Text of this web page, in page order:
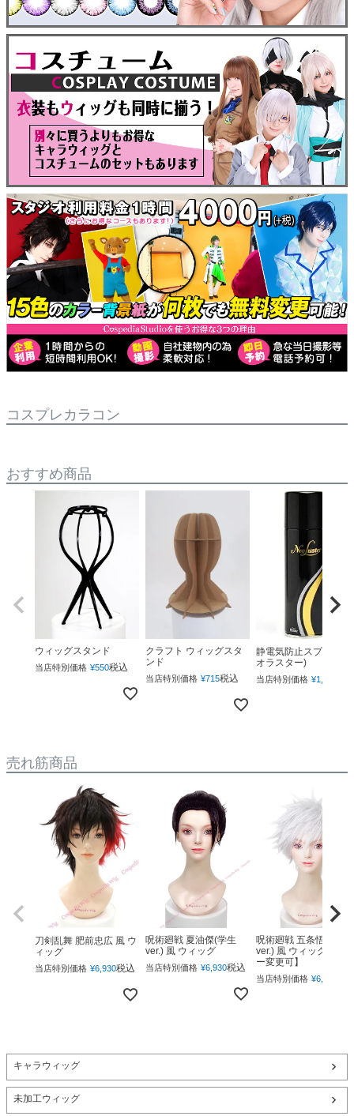
コスプレカラコン
おすすめ商品
ウィッグスタンド
当店特別価格 ¥550税込
クラフト ウィッグスタ
ンド
当店特別価格 ¥715税込
静電気防止スプレー(ネ
オラスター)
当店特別価格 ¥1,760
売れ筋商品
刀剣乱舞 肥前忠広 風 ウ
ィッグ
当店特別価格 ¥6,930税込
呪術廻戦 夏油傑(学生
ver.) 風 ウィッグ
当店特別価格 ¥6,930税込
呪術廻戦 五条悟(下ろ
ver.) 風 ウィッグ 【カ
ー変更可】
当店特別価格 ¥6,930
キャラウィッグ
未加工ウィッグ